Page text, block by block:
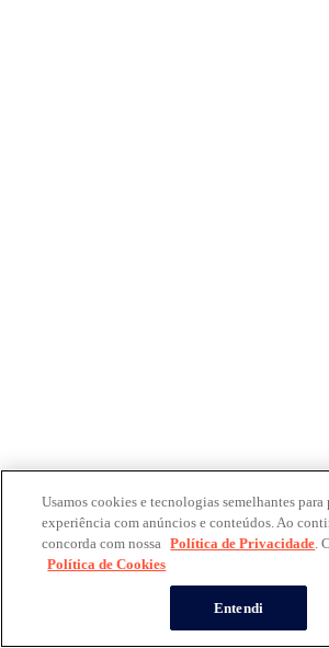
Usamos cookies e tecnologias semelhantes para
experiência com anúncios e conteúdos. Ao
concorda com nossa Política de Privacidade.
Política de Cookies
Entendi